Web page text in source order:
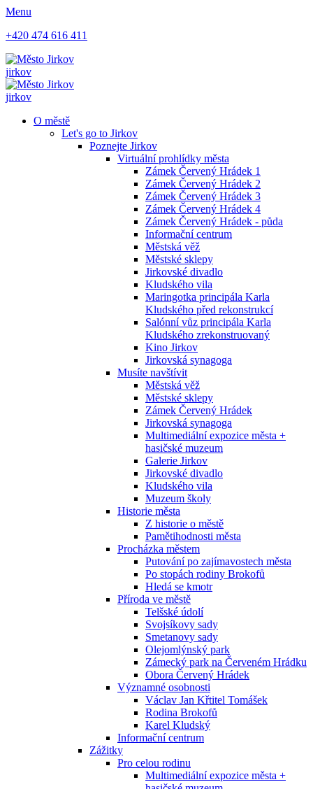
Menu
+420 474 616 411
jirkov
jirkov
O městě
Let's go to Jirkov
Poznejte Jirkov
Virtuální prohlídky města
Zámek Červený Hrádek 1
Zámek Červený Hrádek 2
Zámek Červený Hrádek 3
Zámek Červený Hrádek 4
Zámek Červený Hrádek - půda
Informační centrum
Městská věž
Městské sklepy
Jirkovské divadlo
Kludského vila
Maringotka principála Karla
Kludského před rekonstrukcí
Salónní vůz principála Karla
Kludského zrekonstruovaný
Kino Jirkov
Jirkovská synagoga
Musíte navštívit
Městská věž
Městské sklepy
Zámek Červený Hrádek
Jirkovská synagoga
Multimediální expozice města +
hasičské muzeum
Galerie Jirkov
Jirkovské divadlo
Kludského vila
Muzeum školy
Historie města
Z historie o městě
Pamětihodnosti města
Procházka městem
Putování po zajímavostech města
Po stopách rodiny Brokofů
Hledá se kmotr
Příroda ve městě
Telšské údolí
Svojsíkovy sady
Smetanovy sady
Olejomlýnský park
Zámecký park na Červeném Hrádku
Obora Červený Hrádek
Významné osobnosti
Václav Jan Křtitel Tomášek
Rodina Brokofů
Karel Kludský
Informační centrum
Zážitky
Pro celou rodinu
Multimediální expozice města +